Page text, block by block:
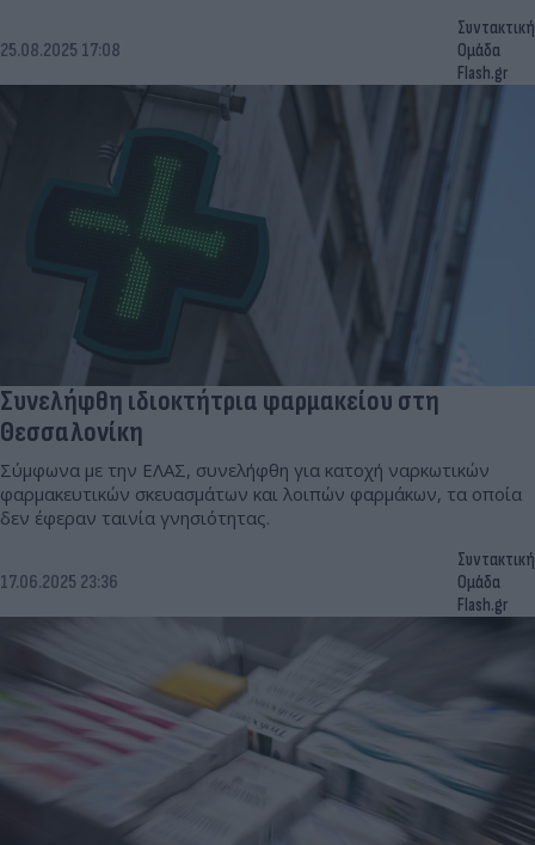
25.08.2025 17:08
Συντακτική
Ομάδα
Flash.gr
Συνελήφθη ιδιοκτήτρια φαρμακείου στη
Θεσσαλονίκη
Σύμφωνα με την ΕΛΑΣ, συνελήφθη για κατοχή ναρκωτικών
φαρμακευτικών σκευασμάτων και λοιπών φαρμάκων, τα οποία
δεν έφεραν ταινία γνησιότητας.
17.06.2025 23:36
Συντακτική
Ομάδα
Flash.gr